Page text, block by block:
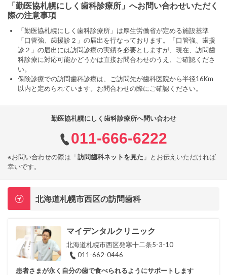
「勤医協札幌にしく歯科診療所」へお問い合わせいただく
際の注意事項
「勤医協札幌にしく歯科診療所」は厚生労働省が定める施設基準
「口管強、歯援診２」の届出を行なっております。「口管強、歯援
診２」の届出には訪問診療の実績を必要としますが、現在、訪問歯
科診療に対応可能かどうかは直接お問合わせのうえ、ご確認くださ
い。
保険診療での訪問歯科診療は、ご訪問先が歯科医院から半径16Km
以内と定められています。お問合わせの際にご確認ください。
勤医協札幌にしく歯科診療所へ問い合わせ
011-666-6222
※お問い合わせの際は「訪問歯科ネットを見た 」とお伝えいただければ
幸いです。
北海道札幌市西区の訪問歯科
マイデンタルクリニック
北海道札幌市西区発寒十二条5-3-10
011-662-0446
患者さまが永く自分の歯で食べられるようにサポートします